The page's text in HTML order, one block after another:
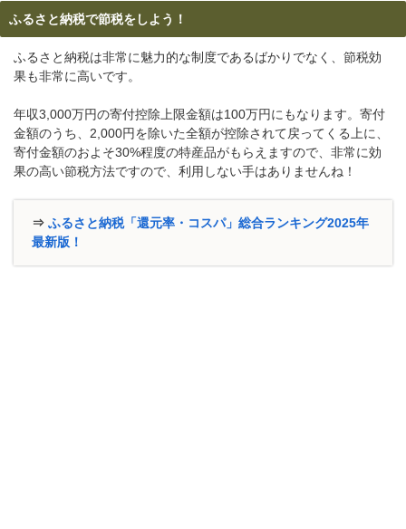
ふるさと納税で節税をしよう！
ふるさと納税は非常に魅力的な制度であるばかりでなく、節税効
果も非常に高いです。
年収3,000万円の寄付控除上限金額は100万円にもなります。寄付
金額のうち、2,000円を除いた全額が控除されて戻ってくる上に、
寄付金額のおよそ30%程度の特産品がもらえますので、非常に効
果の高い節税方法ですので、利用しない手はありませんね！
⇒ ふるさと納税「還元率・コスパ」総合ランキング2025年
最新版！